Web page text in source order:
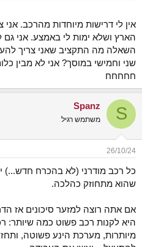
זמן, לפחות מניסיוני. זה היה יכול
אין לי דרישות מיוחדות מהרכב. אני
הארץ ושלא ימות לי באמצע. אני גם
השאלה מה התקציב שאני צריך
שני וחמישי במוסך? אני לא מבין
חחחחח
S
Spanz
משתמש רגיל
26/10/24
כל רכב מודרני (לא בהכרח חדש...)
שהוא מתחוזק כהלכה.
אם אתה רוצה למזער סיכונים אז
היא לקנות רכב פשוט כמה שיותר:
מיותרות, מערכת הינע פשוטה,